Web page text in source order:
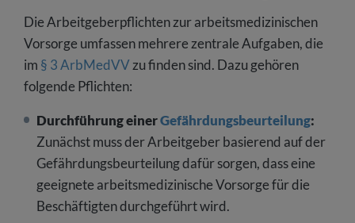
Die Arbeitgeberpflichten zur arbeitsmedizinischen
Vorsorge umfassen mehrere zentrale Aufgaben, die
im § 3 ArbMedVVzu finden sind. Dazu gehören
folgende Pflichten:
Durchführung einerGefährdungsbeurteilung:
Zunächst muss der Arbeitgeber basierend auf der
Gefährdungsbeurteilung dafür sorgen, dass eine
geeignete arbeitsmedizinische Vorsorge für die
Beschäftigten durchgeführt wird.